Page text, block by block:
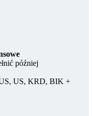
później
US, KRD, BIK +